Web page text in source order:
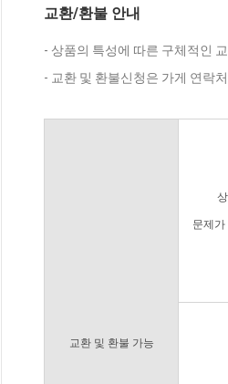
교환/환불 안내
- 상품의 특성에 따른 구체적인
- 교환 및 환불신청은 가게 연락
교환 및 환불 가능
문제가